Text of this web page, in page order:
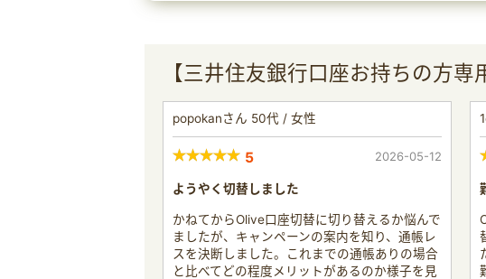
【三井住友銀行口座お持ちの方
popokanさん 50代 / 女性
5 2026-05-12
ようやく切替しました
かねてからOlive口座切替に切り替えるか悩んで
ましたが、キャンペーンの案内を知り、通帳レ
スを決断しました。これまでの通帳ありの場合
と比べてどの程度メリットがあるのか様子を見